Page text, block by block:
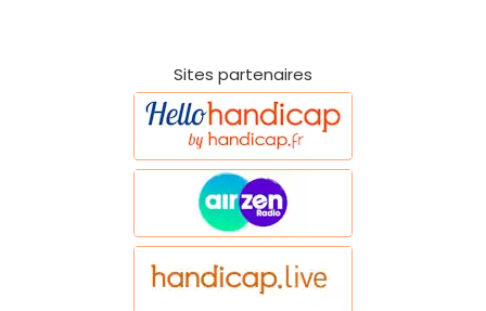
Sites partenaires